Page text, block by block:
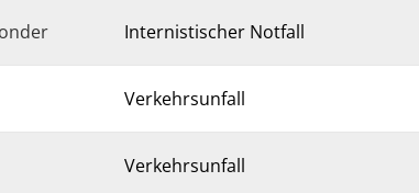
Internistischer Notfall
Verkehrsunfall
Verkehrsunfall